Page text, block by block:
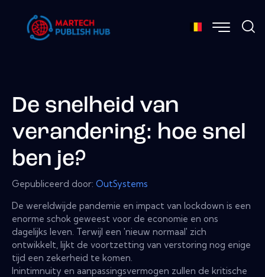
De snelheid van
verandering: hoe snel
ben je?
Gepubliceerd door: OutSystems
De wereldwijde pandemie en impact van lockdown is een
enorme schok geweest voor de economie en ons
dagelijks leven. Terwijl een 'nieuw normaal' zich
ontwikkelt, lijkt de voortzetting van verstoring nog enige
tijd een zekerheid te komen.
Inintimnuity en aanpassingsvermogen zullen de kritische